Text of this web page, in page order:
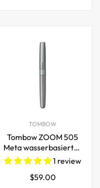
TOMBOW
Tombow ZOOM 505
Meta wasserbasierter
Rollerball-Stift
1 review
Regulärer
$59.00